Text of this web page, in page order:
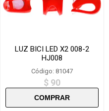
LUZ BICI LED X2 008-2
HJ008
Código: 81047
$ 90